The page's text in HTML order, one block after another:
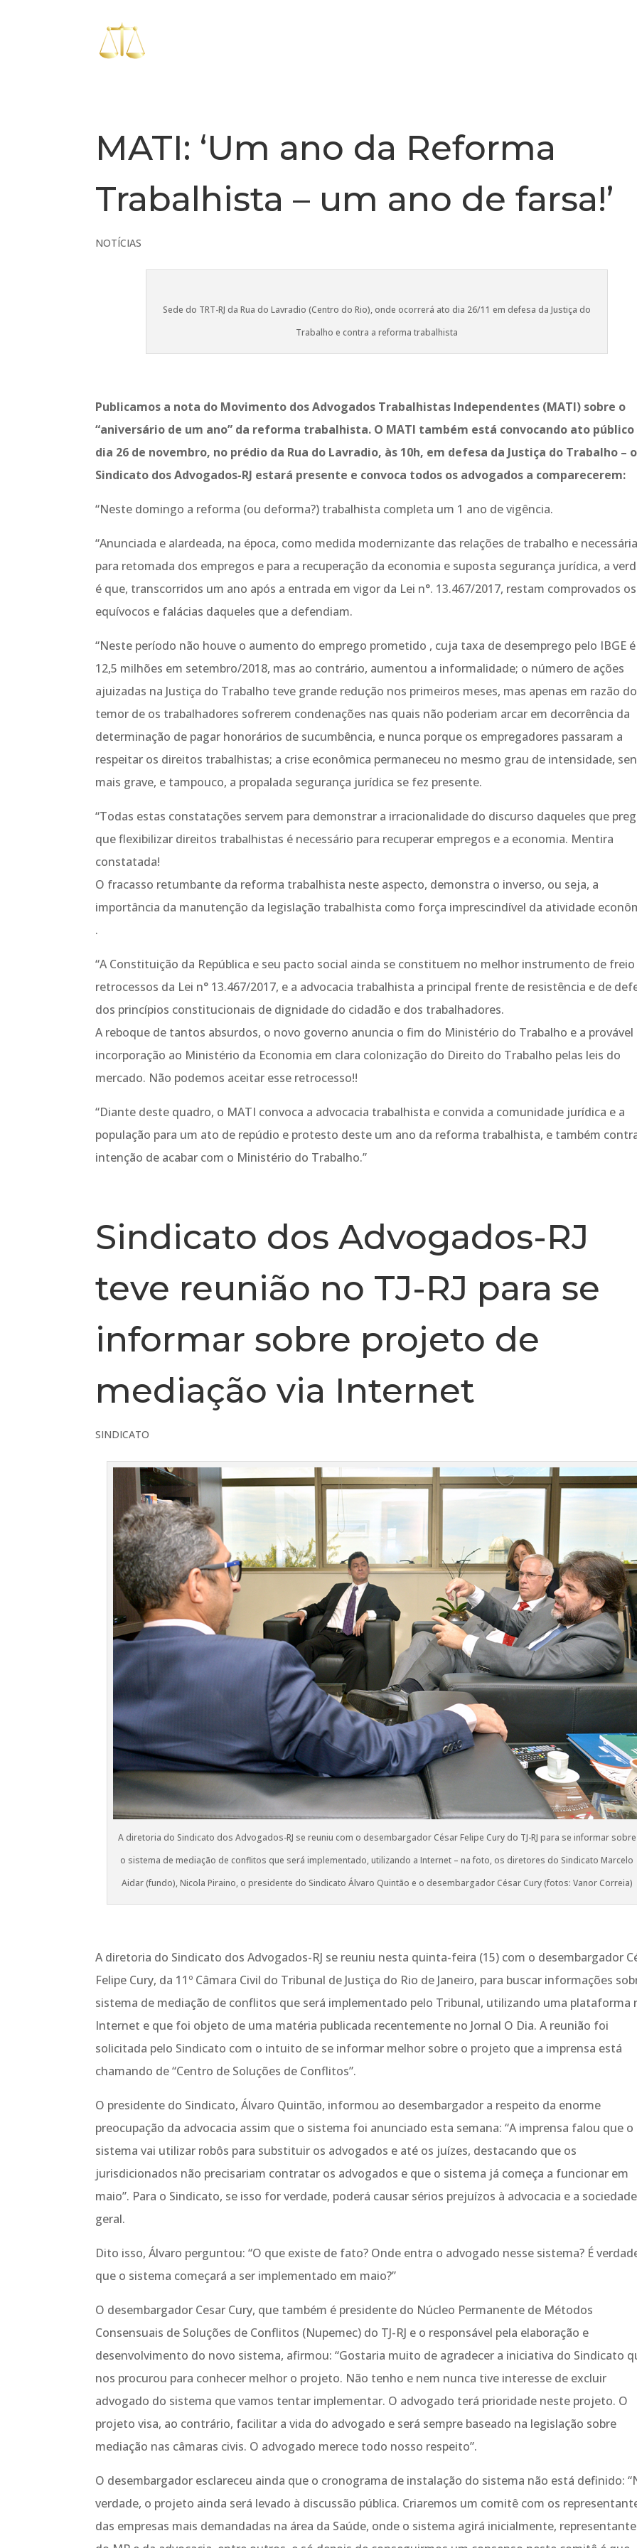
MATI: ‘Um ano da Reforma
Trabalhista – um ano de farsa!’
NOTÍCIAS
Sede do TRT-RJ da Rua do Lavradio (Centro do Rio), onde ocorrerá ato dia 26/11 em defesa da Justiça do
Trabalho e contra a reforma trabalhista
Publicamos a nota do Movimento dos Advogados Trabalhistas Independentes (MATI) sobre o
“aniversário de um ano” da reforma trabalhista. O MATI também está convocando ato público
dia 26 de novembro, no prédio da Rua do Lavradio, às 10h, em defesa da Justiça do Trabalho – o
Sindicato dos Advogados-RJ estará presente e convoca todos os advogados a comparecerem:
“Neste domingo a reforma (ou deforma?) trabalhista completa um 1 ano de vigência.
“Anunciada e alardeada, na época, como medida modernizante das relações de trabalho e necessária
para retomada dos empregos e para a recuperação da economia e suposta segurança jurídica, a
é que, transcorridos um ano após a entrada em vigor da Lei n°. 13.467/2017, restam comprovados os
equívocos e falácias daqueles que a defendiam.
“Neste período não houve o aumento do emprego prometido , cuja taxa de desemprego pelo IBGE
12,5 milhões em setembro/2018, mas ao contrário, aumentou a informalidade; o número de ações
ajuizadas na Justiça do Trabalho teve grande redução nos primeiros meses, mas apenas em razão do
temor de os trabalhadores sofrerem condenações nas quais não poderiam arcar em decorrência da
determinação de pagar honorários de sucumbência, e nunca porque os empregadores passaram a
respeitar os direitos trabalhistas; a crise econômica permaneceu no mesmo grau de intensidade,
mais grave, e tampouco, a propalada segurança jurídica se fez presente.
“Todas estas constatações servem para demonstrar a irracionalidade do discurso daqueles que
que flexibilizar direitos trabalhistas é necessário para recuperar empregos e a economia. Mentira
constatada!
O fracasso retumbante da reforma trabalhista neste aspecto, demonstra o inverso, ou seja, a
importância da manutenção da legislação trabalhista como força imprescindível da atividade
.
“A Constituição da República e seu pacto social ainda se constituem no melhor instrumento de freio
retrocessos da Lei n° 13.467/2017, e a advocacia trabalhista a principal frente de resistência e de
dos princípios constitucionais de dignidade do cidadão e dos trabalhadores.
A reboque de tantos absurdos, o novo governo anuncia o fim do Ministério do Trabalho e a provável
incorporação ao Ministério da Economia em clara colonização do Direito do Trabalho pelas leis do
mercado. Não podemos aceitar esse retrocesso!!
“Diante deste quadro, o MATI convoca a advocacia trabalhista e convida a comunidade jurídica e a
população para um ato de repúdio e protesto deste um ano da reforma trabalhista, e também
intenção de acabar com o Ministério do Trabalho.”
Sindicato dos Advogados-RJ
teve reunião no TJ-RJ para se
informar sobre projeto de
mediação via Internet
SINDICATO
A diretoria do Sindicato dos Advogados-RJ se reuniu com o desembargador César Felipe Cury do TJ-RJ para se informar sobre
o sistema de mediação de conflitos que será implementado, utilizando a Internet – na foto, os diretores do Sindicato Marcelo
Aidar (fundo), Nicola Piraino, o presidente do Sindicato Álvaro Quintão e o desembargador César Cury (fotos: Vanor Correia)
A diretoria do Sindicato dos Advogados-RJ se reuniu nesta quinta-feira (15) com o desembargador
Felipe Cury, da 11º Câmara Civil do Tribunal de Justiça do Rio de Janeiro, para buscar informações
sistema de mediação de conflitos que será implementado pelo Tribunal, utilizando uma plataforma
Internet e que foi objeto de uma matéria publicada recentemente no Jornal O Dia. A reunião foi
solicitada pelo Sindicato com o intuito de se informar melhor sobre o projeto que a imprensa está
chamando de “Centro de Soluções de Conflitos”.
O presidente do Sindicato, Álvaro Quintão, informou ao desembargador a respeito da enorme
preocupação da advocacia assim que o sistema foi anunciado esta semana: “A imprensa falou que o
sistema vai utilizar robôs para substituir os advogados e até os juízes, destacando que os
jurisdicionados não precisariam contratar os advogados e que o sistema já começa a funcionar em
maio”. Para o Sindicato, se isso for verdade, poderá causar sérios prejuízos à advocacia e a
geral.
Dito isso, Álvaro perguntou: “O que existe de fato? Onde entra o advogado nesse sistema? É
que o sistema começará a ser implementado em maio?”
O desembargador Cesar Cury, que também é presidente do Núcleo Permanente de Métodos
Consensuais de Soluções de Conflitos (Nupemec) do TJ-RJ e o responsável pela elaboração e
desenvolvimento do novo sistema, afirmou: “Gostaria muito de agradecer a iniciativa do Sindicato
nos procurou para conhecer melhor o projeto. Não tenho e nem nunca tive interesse de excluir
advogado do sistema que vamos tentar implementar. O advogado terá prioridade neste projeto. O
projeto visa, ao contrário, facilitar a vida do advogado e será sempre baseado na legislação sobre
mediação nas câmaras civis. O advogado merece todo nosso respeito”.
O desembargador esclareceu ainda que o cronograma de instalação do sistema não está definido:
verdade, o projeto ainda será levado à discussão pública. Criaremos um comitê com os
das empresas mais demandadas na área da Saúde, onde o sistema agirá inicialmente,